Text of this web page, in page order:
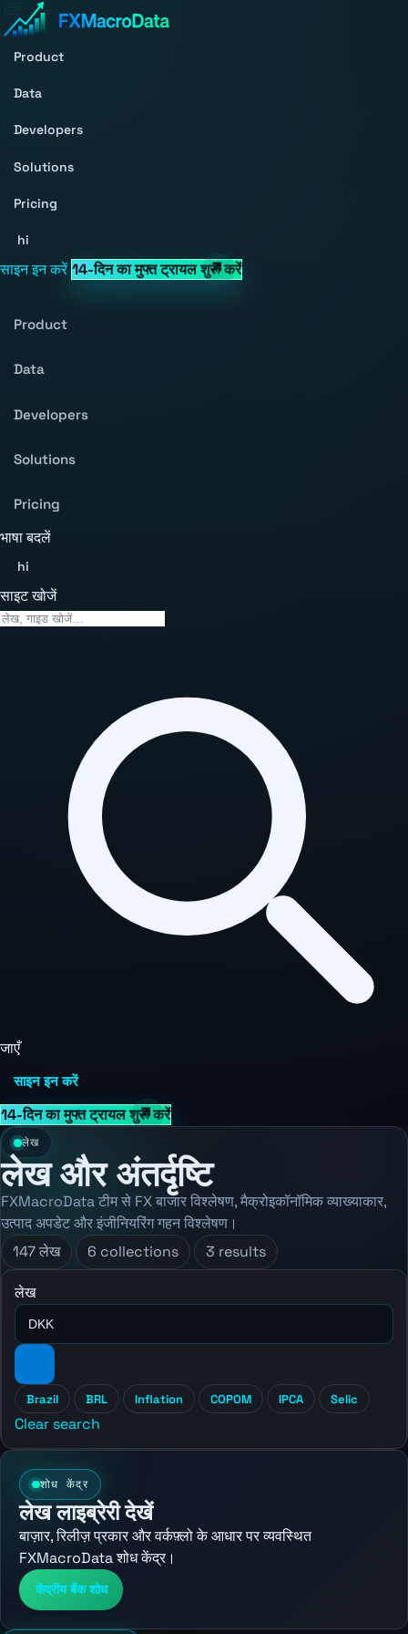
Product
Data
Developers
Solutions
Pricing
hi
साइन इन करें 14-दिन का मुफ्त ट्रायल शुरू करें
Product
Data
Developers
Solutions
Pricing
भाषा बदलें
hi
साइट खोजें
जाएँ
साइन इन करें
14-दिन का मुफ्त ट्रायल शुरू करें
लेख
लेख और अंतर्दृष्टि
FXMacroData टीम से FX बाजार विश्लेषण, मैक्रोइकॉनॉमिक व्याख्याकार,
उत्पाद अपडेट और इंजीनियरिंग गहन विश्लेषण।
147 लेख
6 collections 3 results
लेख
Brazil BRL Inflation COPOM IPCA Selic
Clear search
शोध केंद्र
लेख लाइब्रेरी देखें
बाज़ार, रिलीज़ प्रकार और वर्कफ़्लो के आधार पर व्यवस्थित
FXMacroData शोध केंद्र।
केंद्रीय बैंक शोध